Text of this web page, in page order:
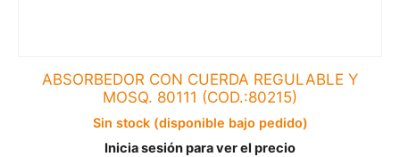
ABSORBEDOR CON CUERDA REGULABLE Y
MOSQ. 80111 (COD.:80215)
Sin stock (disponible bajo pedido)
Inicia sesión para ver el precio